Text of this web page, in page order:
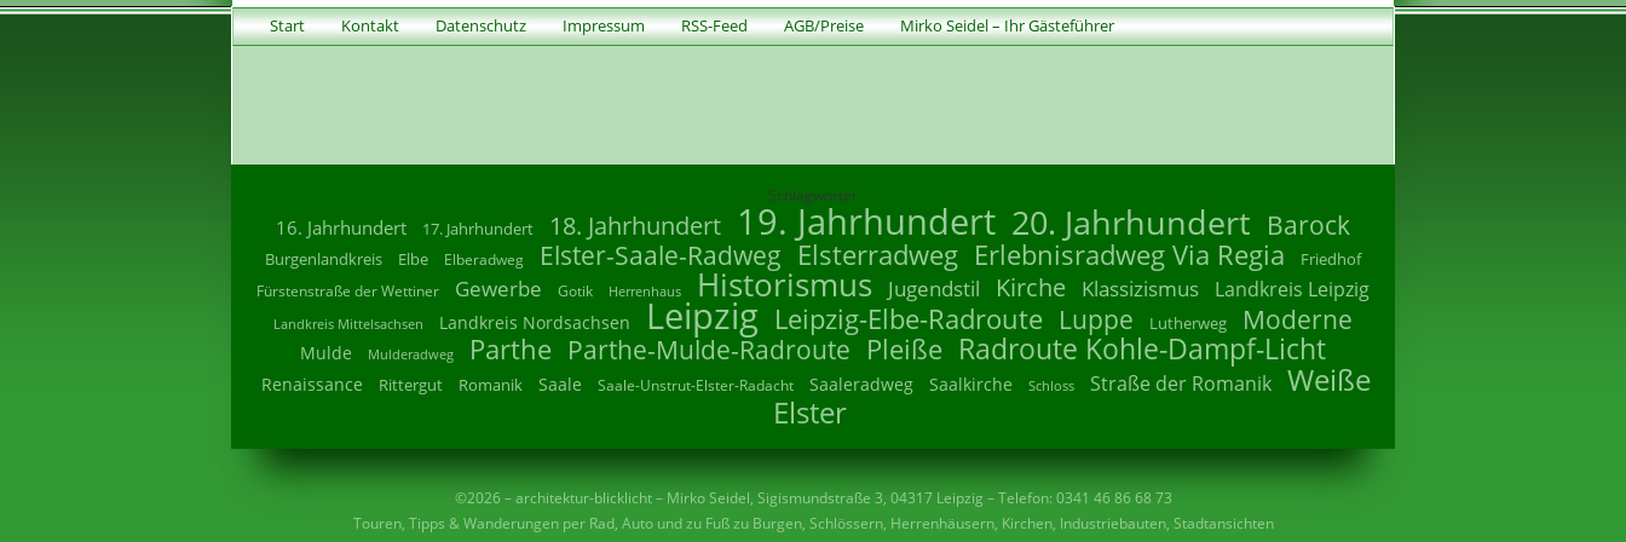
Start Kontakt Datenschutz Impressum RSS-Feed AGB/Preise Mirko Seidel – Ihr Gästeführer
Schlagwörter
16. Jahrhundert 17. Jahrhundert 18. Jahrhundert 19. Jahrhundert 20. Jahrhundert Barock
Burgenlandkreis Elbe Elberadweg Elster-Saale-Radweg Elsterradweg Erlebnisradweg Via Regia Friedhof
Fürstenstraße der Wettiner Gewerbe Gotik Herrenhaus Historismus Jugendstil Kirche Klassizismus Landkreis Leipzig
Landkreis Mittelsachsen Landkreis Nordsachsen Leipzig Leipzig-Elbe-Radroute Luppe Lutherweg Moderne
Mulde Mulderadweg Parthe Parthe-Mulde-Radroute Pleiße Radroute Kohle-Dampf-Licht
Renaissance Rittergut Romanik Saale Saale-Unstrut-Elster-Radacht Saaleradweg Saalkirche Schloss Straße der Romanik Weiße
Elster
©2026 – architektur-blicklicht – Mirko Seidel, Sigismundstraße 3, 04317 Leipzig – Telefon: 0341 46 86 68 73
Touren, Tipps & Wanderungen per Rad, Auto und zu Fuß zu Burgen, Schlössern, Herrenhäusern, Kirchen, Industriebauten, Stadtansichten